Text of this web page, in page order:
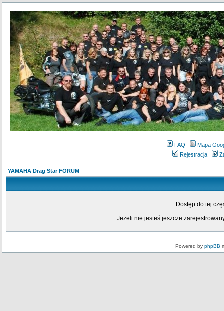
FAQ
Mapa
Rejestracja
YAMAHA Drag Star FORUM
Dostęp do tej
Jeżeli nie jesteś jeszcze
Powered by phpBB